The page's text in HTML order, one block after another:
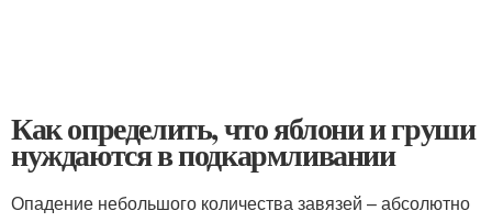
Как определить, что яблони и груши
нуждаются в подкармливании
Опадение небольшого количества завязей – абсолютно